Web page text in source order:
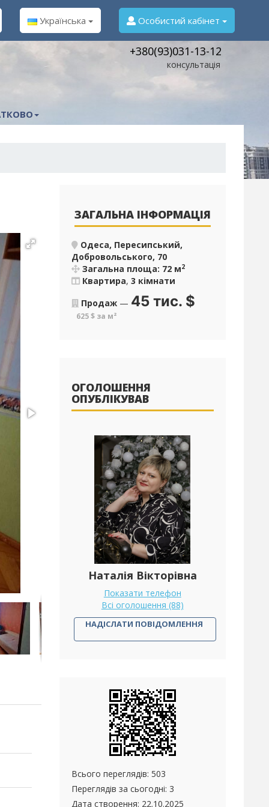
Українська Особистий кабінет
+380(93)031-13-12
консультація
ЗАГАЛЬНА ІНФОРМАЦІЯ
Одеса, Пересипський,
Добровольського, 70
Загальна площа: 72 м2
Квартира, 3 кімнати
Продаж— 45 тис. $
625 $ за м²
ОГОЛОШЕННЯ
ОПУБЛІКУВАВ
Наталія Вікторівна
Показати телефон
Всі оголошення (88)
НАДІСЛАТИ ПОВІДОМЛЕННЯ
Всього переглядів: 503
Переглядів за сьогодні: 3
Дата створення: 22.10.2025